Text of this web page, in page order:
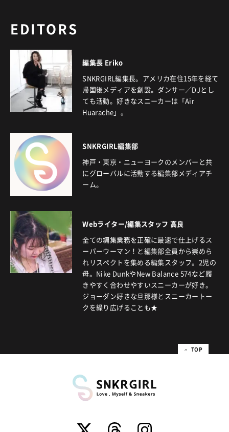
EDITORS
編集長 Eriko
SNKRGIRL編集長。アメリカ在住15年を経て
帰国後メディアを創設。ダンサー／DJとし
ても活動。好きなスニーカーは「Air
Huarache」。
SNKRGIRL編集部
神戸・東京・ニューヨークのメンバーと共
にグローバルに活動する編集部メディアチ
ーム。
Webライター/編集スタッフ 高良
全ての編集業務を正確に最速で仕上げるス
ーパーウーマン！と編集部全員から崇めら
れリスペクトを集める編集スタッフ。2児の
母。Nike DunkやNew Balance 574など履
きやすく合わせやすいスニーカーが好き。
ジョーダン好きな旦那様とスニーカートー
クを繰り広げることも★
TOP